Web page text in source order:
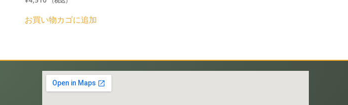
お買い物カゴに追加